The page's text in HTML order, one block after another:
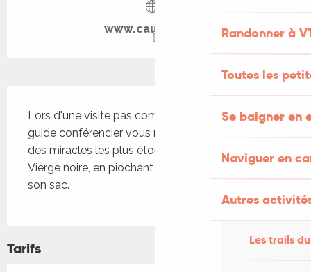
Randonner à
Toutes les
Se baigner en
Naviguer en
Autres
Les trails
www.cauvaldor.fr
Lors d'une visite pas comme les autres, notre
guide conférencier vous racontera quelques-uns
des miracles les plus étonnants attribués à la
Vierge noire, en piochant des objets insolites de
son sac.
Tarifs